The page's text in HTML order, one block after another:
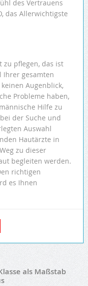
des Vertrauens
das Allerwichtigste
zu pflegen, das ist
Ihrer gesamten
Augenblick,
Probleme haben,
Hilfe zu
der Suche und
Auswahl
Hautärzte in
zu dieser
begleiten werden.
richtigen
es Ihnen
als Maßstab